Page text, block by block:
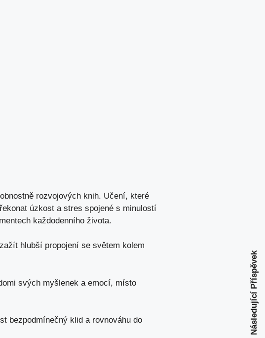
rozvojových knih. Učení, které
úzkost a stres spojené s minulostí
každodenního života.
hlubší propojení se světem kolem
svých myšlenek a emocí, místo
bezpodmínečný klid a rovnováhu do
Následující Příspěvek